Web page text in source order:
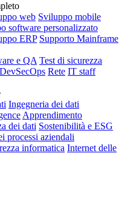
web Sviluppo mobile
software personalizzato
ERP Supporto Mainframe
e QA Test di sicurezza
DevSecOps Rete IT staff
Ingegneria dei dati
Apprendimento
dei dati Sostenibilità e ESG
processi aziendali
informatica Internet delle